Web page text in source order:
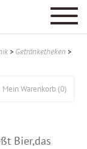
> Getränketheken >
Mein Warenkorb (0)
Bier,das